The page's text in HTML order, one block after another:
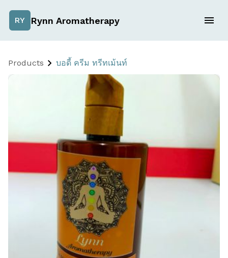
RY Rynn Aromatherapy
Products บอดี้ ครีม ทรีทเม้นท์